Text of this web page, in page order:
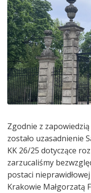
Zgodnie z
zostało uzasadnienie
KK 26/25 dotyczące
zarzucaliśmy
postaci
Krakowie Małgorzatą